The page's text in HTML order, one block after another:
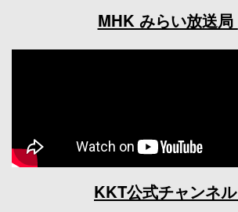
MHK みらい放送局
KKT公式チャンネル